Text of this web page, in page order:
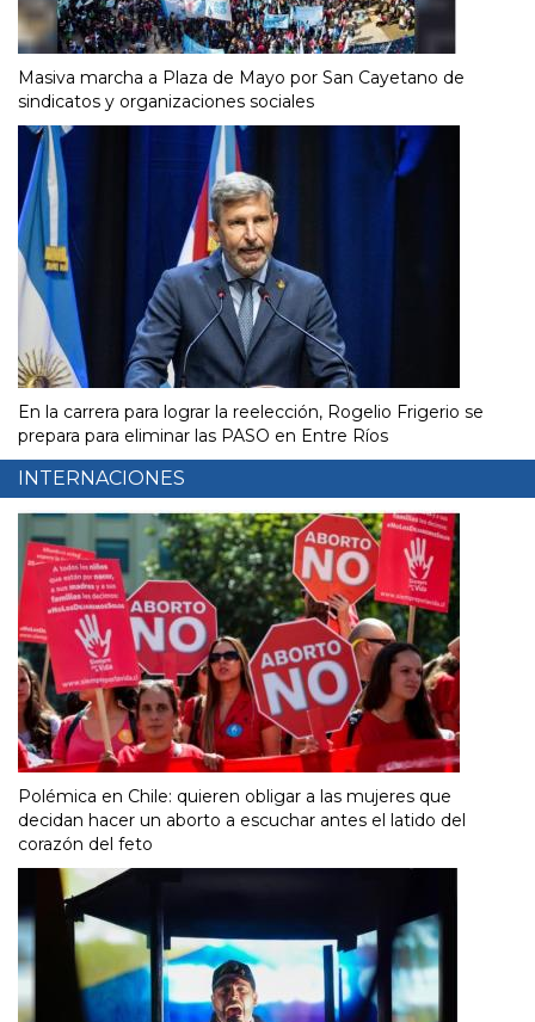
Masiva marcha a Plaza de Mayo por San Cayetano de
sindicatos y organizaciones sociales
En la carrera para lograr la reelección, Rogelio Frigerio se
prepara para eliminar las PASO en Entre Ríos
INTERNACIONES
Polémica en Chile: quieren obligar a las mujeres que
decidan hacer un aborto a escuchar antes el latido del
corazón del feto